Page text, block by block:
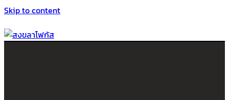
Skip to content